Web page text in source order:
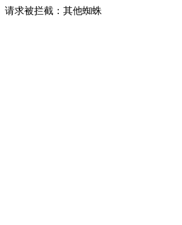
请求被拦截：其他蜘蛛